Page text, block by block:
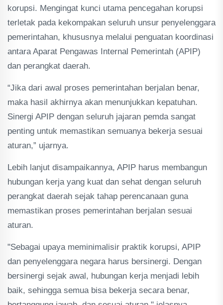
korupsi. Mengingat kunci utama pencegahan korupsi
terletak pada kekompakan seluruh unsur penyelenggara
pemerintahan, khususnya melalui penguatan koordinasi
antara Aparat Pengawas Internal Pemerintah (APIP)
dan perangkat daerah.
“Jika dari awal proses pemerintahan berjalan benar,
maka hasil akhirnya akan menunjukkan kepatuhan.
Sinergi APIP dengan seluruh jajaran pemda sangat
penting untuk memastikan semuanya bekerja sesuai
aturan,” ujarnya.
Lebih lanjut disampaikannya, APIP harus membangun
hubungan kerja yang kuat dan sehat dengan seluruh
perangkat daerah sejak tahap perencanaan guna
memastikan proses pemerintahan berjalan sesuai
aturan.
"Sebagai upaya meminimalisir praktik korupsi, APIP
dan penyelenggara negara harus bersinergi. Dengan
bersinergi sejak awal, hubungan kerja menjadi lebih
baik, sehingga semua bisa bekerja secara benar,